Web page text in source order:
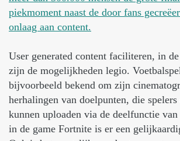
piekmoment naast de door fans
onlaag aan content.
User generated content faciliteren, in
zijn de mogelijkheden legio.
bijvoorbeeld bekend om zijn
herhalingen van doelpunten, die spelers
kunnen uploaden via de deelfunctie
in de game Fortnite is er een